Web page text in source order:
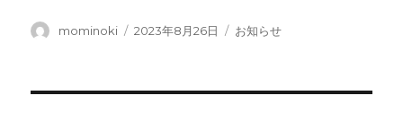
投
mominoki
投
2023年8月26日
カ
お知らせ